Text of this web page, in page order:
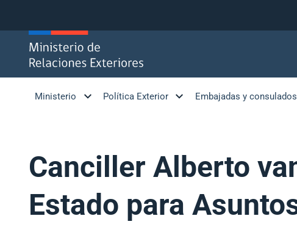
Ministerio Política Exterior Embajadas y consulados
Canciller Alberto
Estado para